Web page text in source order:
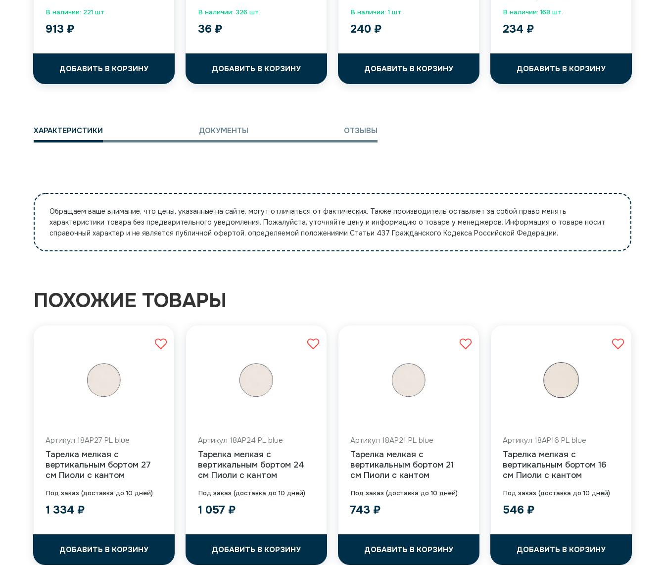
В наличии: 221 шт.
913 ₽
ДОБАВИТЬ В КОРЗИНУ
В наличии: 326 шт.
36 ₽
ДОБАВИТЬ В КОРЗИНУ
В наличии: 1 шт.
240 ₽
ДОБАВИТЬ В КОРЗИНУ
В наличии: 168 шт.
234 ₽
ДОБАВИТЬ В КОРЗИНУ
ХАРАКТЕРИСТИКИ ДОКУМЕНТЫ ОТЗЫВЫ
Обращаем ваше внимание, что цены, указанные на сайте, могут отличаться от фактических. Также производитель оставляет за собой право менять
характеристики товара без предварительного уведомления. Пожалуйста, уточняйте цену и информацию о товаре у менеджеров. Информация о товаре носит
справочный характер и не является публичной офертой, определяемой положениями Статьи 437 Гражданского Кодекса Российской Федерации.
ПОХОЖИЕ ТОВАРЫ
Под заказ (доставка до 10 дней)
Артикул 18AP27 PL blue
Тарелка мелкая с
вертикальным бортом 27
см Пиоли с кантом
1 334 ₽
ДОБАВИТЬ В КОРЗИНУ
Под заказ (доставка до 10 дней)
Артикул 18AP24 PL blue
Тарелка мелкая с
вертикальным бортом 24
см Пиоли с кантом
1 057 ₽
ДОБАВИТЬ В КОРЗИНУ
Под заказ (доставка до 10 дней)
Артикул 18AP21 PL blue
Тарелка мелкая с
вертикальным бортом 21
см Пиоли с кантом
743 ₽
ДОБАВИТЬ В КОРЗИНУ
Под заказ (доставка до 10 дней)
Артикул 18AP16 PL blue
Тарелка мелкая с
вертикальным бортом 16
см Пиоли с кантом
546 ₽
ДОБАВИТЬ В КОРЗИНУ